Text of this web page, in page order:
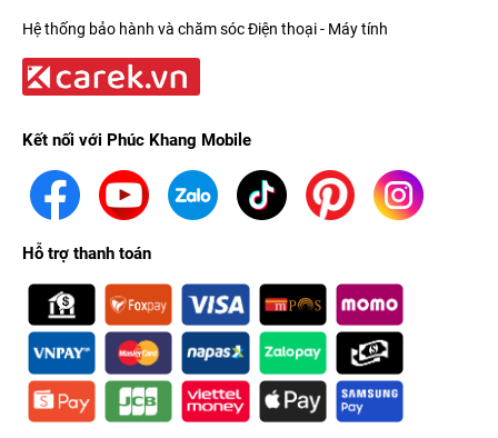
Hệ thống bảo hành và chăm sóc Điện thoại - Máy tính
Kết nối với Phúc Khang Mobile
Hỗ trợ thanh toán